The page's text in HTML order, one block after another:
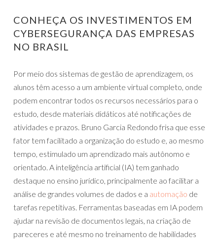
CONHEÇA OS INVESTIMENTOS EM
CYBERSEGURANÇA DAS EMPRESAS
NO BRASIL
Por meio dos sistemas de gestão de aprendizagem, os
alunos têm acesso a um ambiente virtual completo, onde
podem encontrar todos os recursos necessários para o
estudo, desde materiais didáticos até notificações de
atividades e prazos. Bruno Garcia Redondo frisa que esse
fator tem facilitado a organização do estudo e, ao mesmo
tempo, estimulado um aprendizado mais autônomo e
orientado. A inteligência artificial (IA) tem ganhado
destaque no ensino jurídico, principalmente ao facilitar a
análise de grandes volumes de dados e a automação de
tarefas repetitivas. Ferramentas baseadas em IA podem
ajudar na revisão de documentos legais, na criação de
pareceres e até mesmo no treinamento de habilidades